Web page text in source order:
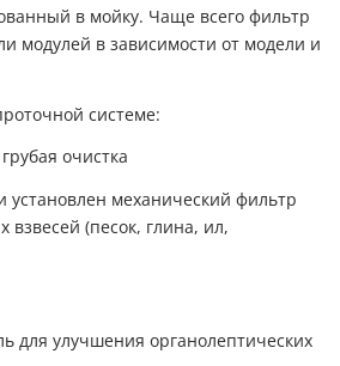
в мойку. Чаще всего фильтр
модулей в зависимости от модели и
системе:
очистка
установлен механический фильтр
взвесей (песок, глина, ил,
для улучшения органолептических